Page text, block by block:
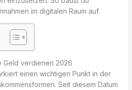
im digitalen Raum auf.
Geld verdienen 2026
einen wichtigen Punkt in der
Seit diesem Datum